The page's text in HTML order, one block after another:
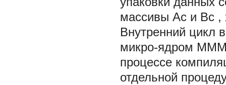
массивы Ac и Bc
Внутренний цикл
микро-ядром
процессе
отдельной